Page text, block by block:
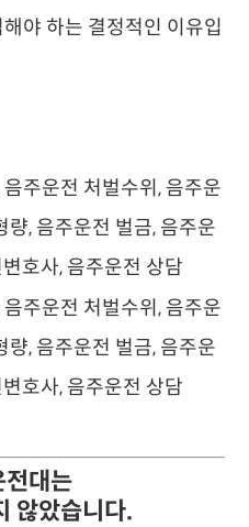
야 하는 결정적인 이유입
전대는
않았습니다.